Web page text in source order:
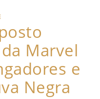
Marvel
e
Negra